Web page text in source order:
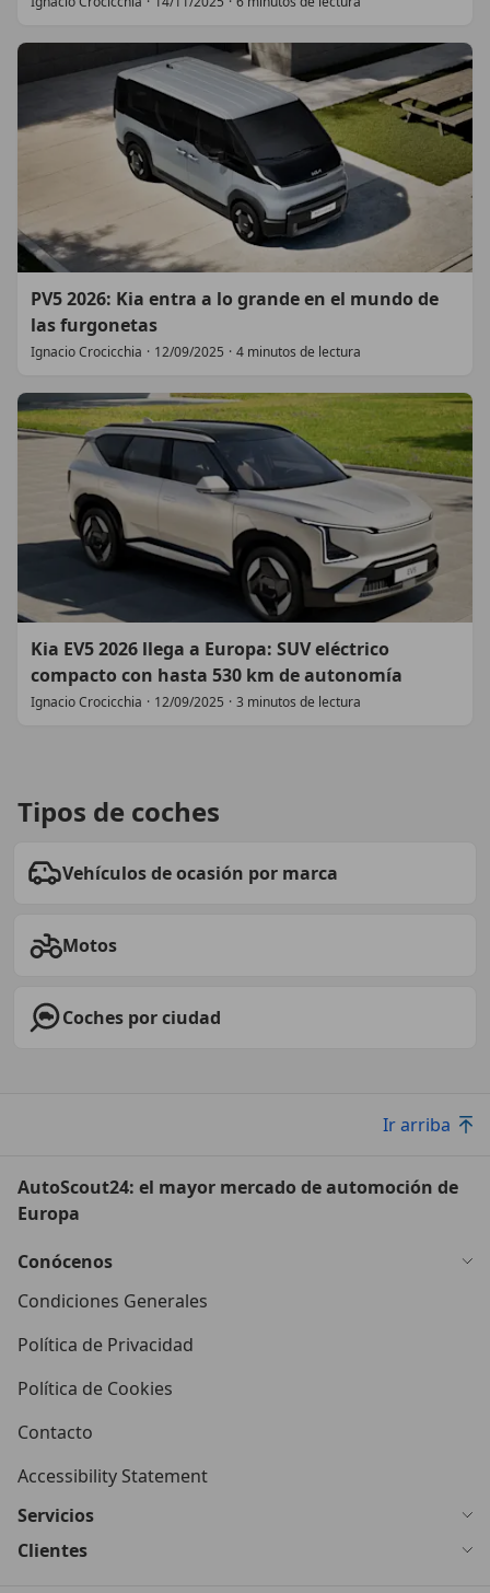
PV5 2026: Kia entra a lo grande en el mundo de
las furgonetas
Ignacio Crocicchia · 12/09/2025 · 4 minutos de lectura
Kia EV5 2026 llega a Europa: SUV eléctrico
compacto con hasta 530 km de autonomía
Ignacio Crocicchia · 12/09/2025 · 3 minutos de lectura
Tipos de coches
Vehículos de ocasión por marca
Motos
Coches por ciudad
Ir arriba
AutoScout24: el mayor mercado de automoción de
Europa
Conócenos
Condiciones Generales
Política de Privacidad
Política de Cookies
Contacto
Accessibility Statement
Servicios
Clientes